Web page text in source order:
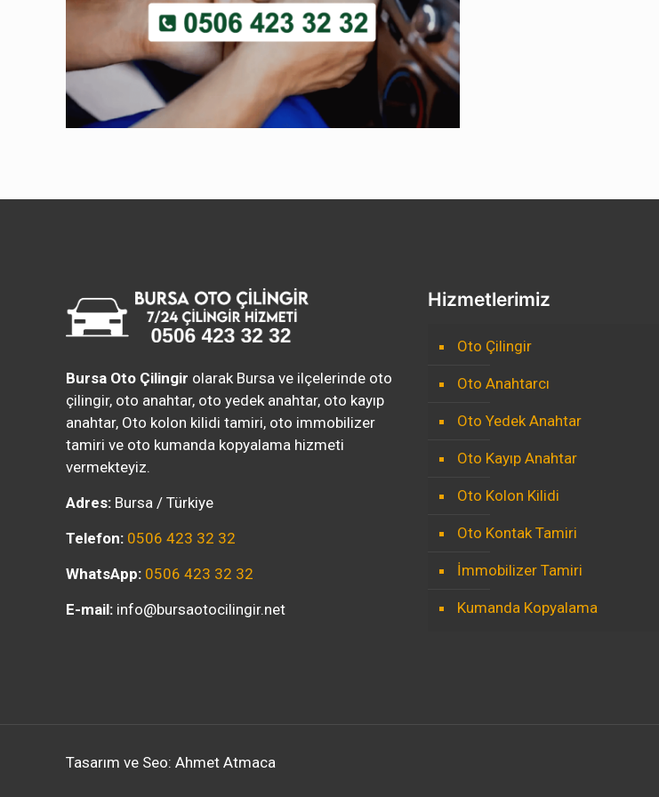
Bursa Oto Çilingir olarak Bursa ve ilçelerinde oto
çilingir, oto anahtar, oto yedek anahtar, oto kayıp
anahtar, Oto kolon kilidi tamiri, oto immobilizer
tamiri ve oto kumanda kopyalama hizmeti
vermekteyiz.
Adres: Bursa / Türkiye
Telefon: 0506 423 32 32
WhatsApp: 0506 423 32 32
E-mail: info@bursaotocilingir.net
Hizmetlerimiz
Oto Çilingir
Oto Anahtarcı
Oto Yedek Anahtar
Oto Kayıp Anahtar
Oto Kolon Kilidi
Oto Kontak Tamiri
İmmobilizer Tamiri
Kumanda Kopyalama
Tasarım ve Seo: Ahmet Atmaca